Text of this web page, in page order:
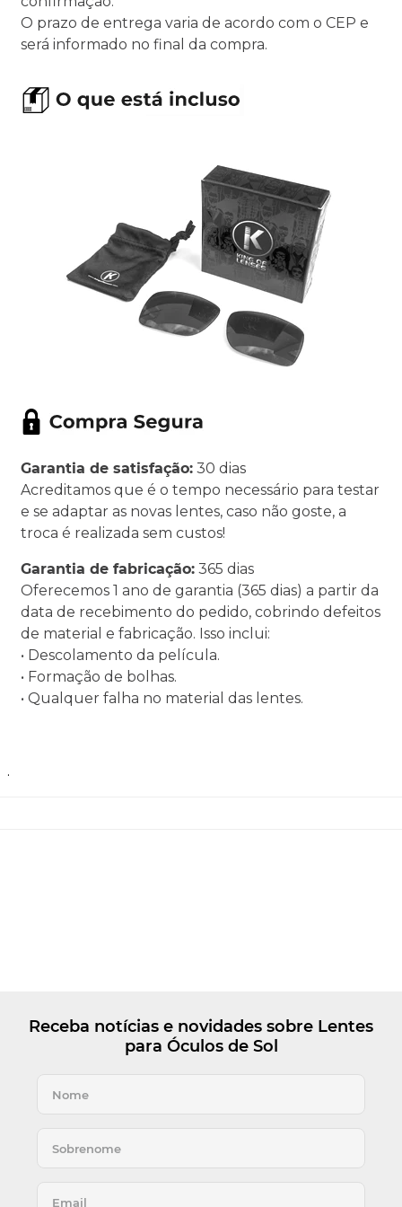
O prazo de entrega varia de acordo com o CEP e
será informado no final da compra.
Garantia de satisfação: 30 dias
Acreditamos que é o tempo necessário para testar
e se adaptar as novas lentes, caso não goste, a
troca é realizada sem custos!
Garantia de fabricação: 365 dias
Oferecemos 1 ano de garantia (365 dias) a partir da
data de recebimento do pedido, cobrindo defeitos
de material e fabricação. Isso inclui:
• Descolamento da película.
• Formação de bolhas.
• Qualquer falha no material das lentes.
.
Receba notícias e novidades sobre Lentes
para Óculos de Sol